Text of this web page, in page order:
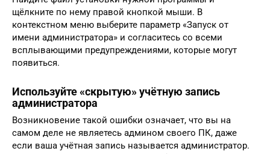
щёлкните по нему правой кнопкой мыши. В
контекстном меню выберите параметр «Запуск от
имени администратора» и согласитесь со всеми
всплывающими предупреждениями, которые могут
появиться.
Используйте «скрытую» учётную запись
администратора
Возникновение такой ошибки означает, что вы на
самом деле не являетесь админом своего ПК, даже
если ваша учётная запись называется администратор.